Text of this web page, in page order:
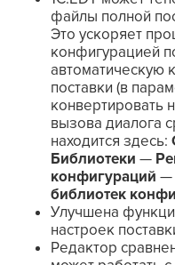
файлы полной
Это ускоряет
конфигурацией
автоматическую
поставки (в
конвертировать
вызова диалога
находится здесь:
Библиотеки —
конфигураций —
библиотек
Улучшена
настроек
Редактор